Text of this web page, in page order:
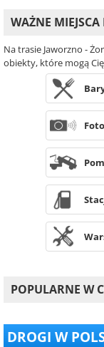
WAŻNE
Na trasie Jaworzno -
obiekty, które mogą
POPULARNE W
DROGI W